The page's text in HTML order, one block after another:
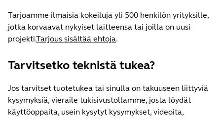
Tarjoamme ilmaisia kokeiluja yli 500 henkilön yrityksille,
jotka korvaavat nykyiset laitteensa tai joilla on uusi
projekti.Tarjous sisältää ehtoja.
Tarvitsetko teknistä tukea?
Jos tarvitset tuotetukea tai sinulla on takuuseen liittyviä
kysymyksiä, vieraile tukisivustollamme, josta löydät
käyttöoppaita, usein kysytyt kysymykset, videoita,